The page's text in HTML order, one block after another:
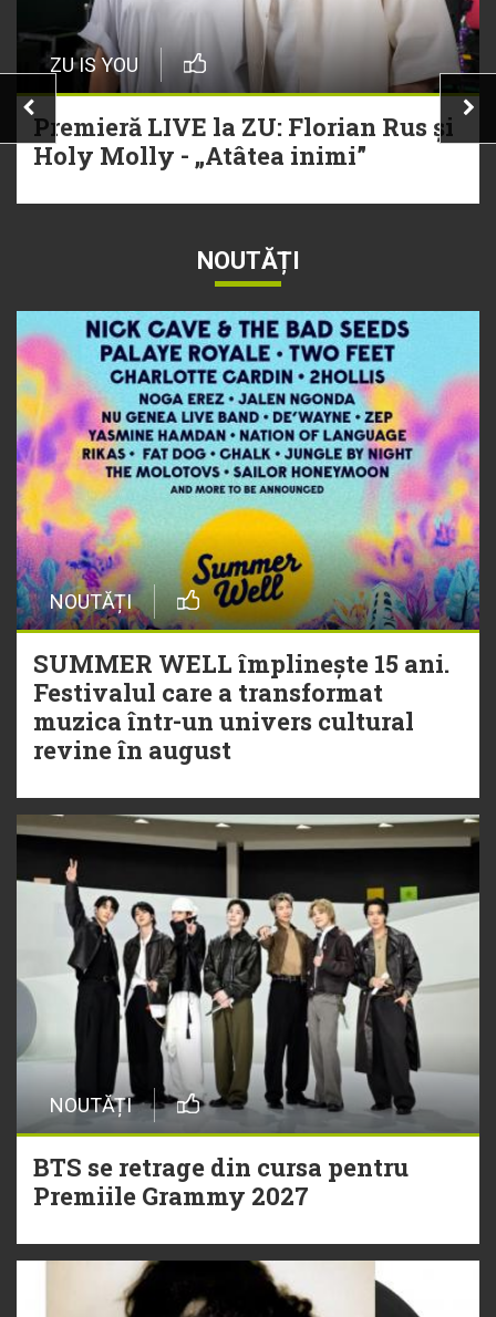
ZU IS YOU
Premieră LIVE la ZU: Florian Rus și
Holy Molly - „Atâtea inimi”
NOUTĂȚI
NOUTĂȚI
SUMMER WELL împlinește 15 ani.
Festivalul care a transformat
muzica într-un univers cultural
revine în august
NOUTĂȚI
BTS se retrage din cursa pentru
Premiile Grammy 2027